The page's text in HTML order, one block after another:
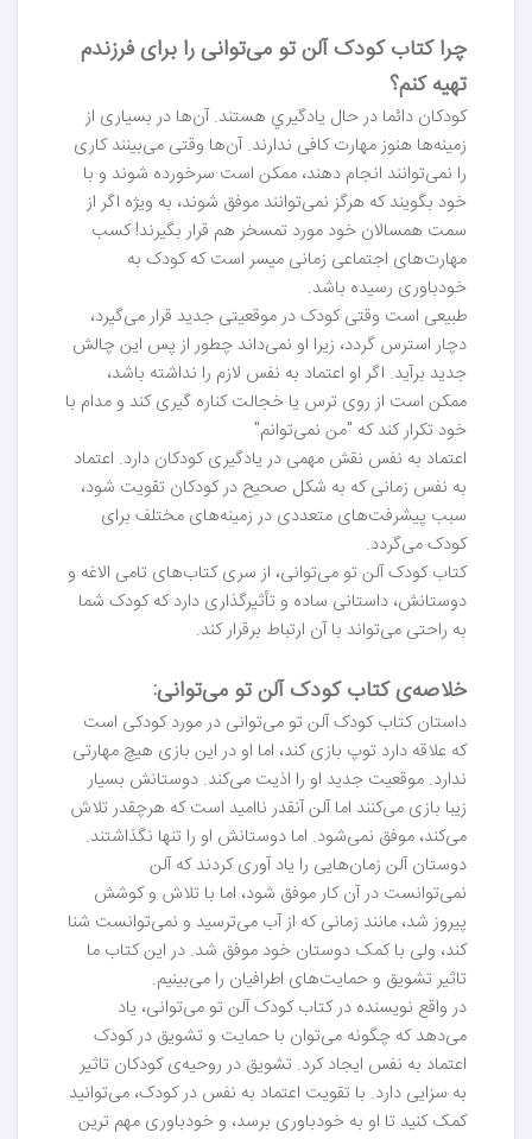
چرا کتاب کودک آلن تو می‌توانی را برای فرزندم
تهیه کنم؟
کودکان دائما در حال يادگيري هستند. آن‌ها در بسیاری از
زمینه‌ها هنوز مهارت کافی ندارند. آن‌ها وقتی می‌بینند کاری
را نمی‌توانند انجام دهند، ممکن است سرخورده شوند و با
خود بگویند که هرگز نمی‌توانند موفق شوند، به ویژه اگر از
سمت همسالان خود مورد تمسخر هم قرار بگیرند! کسب
مهارت‌های اجتماعی زمانی میسر است که کودک به
خودباوری رسیده باشد.
طبیعی است وقتی کودک در موقعیتی جدید قرار می‌گیرد،
دچار استرس گردد، زیرا او نمی‌داند چطور از پس این چالش
جدید برآید. اگر او اعتماد به نفس لازم را نداشته باشد،
ممکن است از روی ترس یا خجالت کناره گیری کند و مدام با
خود تکرار کند که "من نمی‌توانم"
اعتماد به نفس نقش مهمی در یادگیری کودکان دارد. اعتماد
به نفس زمانی که به شکل صحیح در کودکان تقویت شود،
سبب پیشرفت‌های متعددی در زمینه‌های مختلف برای
کودک می‌گردد.
کتاب کودک آلن تو می‌توانی، از سری کتاب‌های تامی الاغه و
دوستانش، داستانی ساده و تأثیرگذاری دارد که کودک شما
به راحتی می‌تواند با آن ارتباط برقرار کند.
خلاصه‌ی کتاب کودک آلن تو می‌توانی:
داستان کتاب کودک آلن تو می‌توانی در مورد کودکی است
که علاقه دارد توپ بازی کند، اما او در این بازی هیچ مهارتی
ندارد. موقعیت جدید او را اذیت می‌کند. دوستانش بسیار
زیبا بازی می‌کنند اما آلن آنقدر ناامید است که هرچقدر تلاش
می‌کند، موفق نمی‌شود. اما دوستانش او را تنها نگذاشتند.
دوستان آلن زمان‌هایی را یاد آوری کردند که آلن
نمی‌توانست در آن کار موفق شود، اما با تلاش و کوشش
پیروز شد، مانند زمانی که از آب می‌ترسید و نمی‌توانست شنا
کند، ولی با کمک دوستان خود موفق شد. در این کتاب ما
تاثیر تشویق و حمایت‌های اطرافیان را می‌بینیم.
در واقع نویسنده در کتاب کودک آلن تو می‌توانی، یاد
می‌دهد که چگونه می‌توان با حمایت و تشویق در کودک
اعتماد به نفس ایجاد کرد. تشویق در روحیه‌ی کودکان تاثیر
به سزایی دارد. با تقویت اعتماد به نفس در کودک، می‌توانید
کمک کنید تا او به خودباوری برسد، و خودباوری مهم ترین